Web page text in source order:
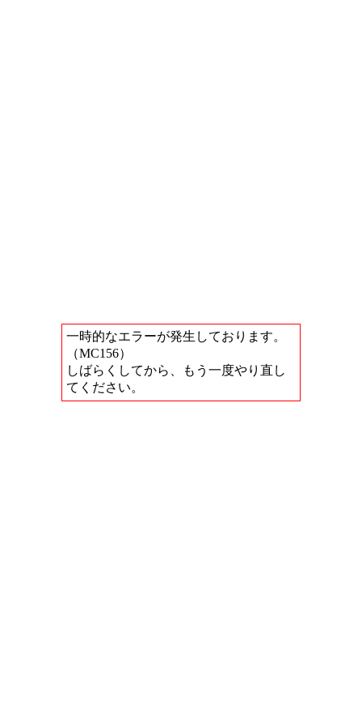
一時的なエラーが発生しております。
（MC156）
しばらくしてから、もう一度やり直し
てください。